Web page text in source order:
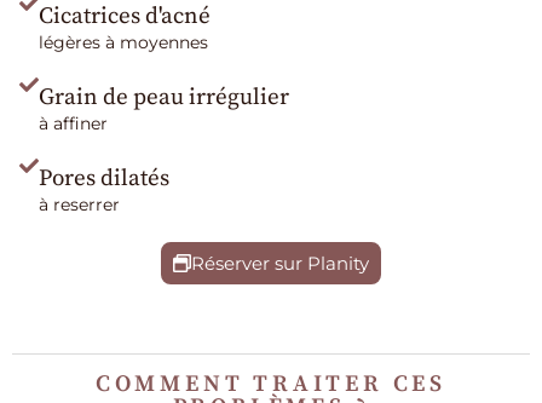
Cicatrices d'acné
légères à moyennes
Grain de peau irrégulier
à affiner
Pores dilatés
à reserrer
Réserver sur Planity
COMMENT TRAITER CES